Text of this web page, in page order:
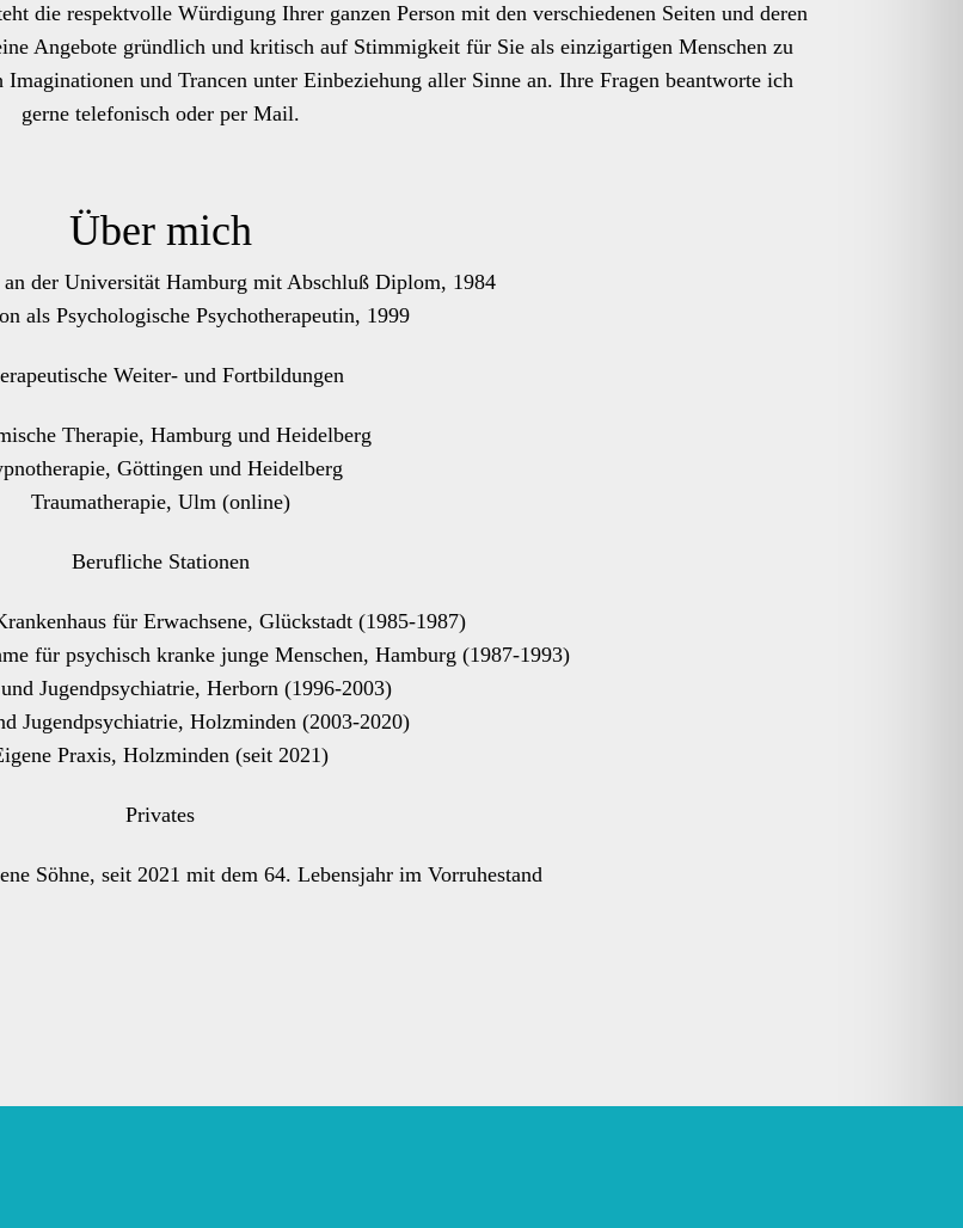
die respektvolle Würdigung Ihrer ganzen Person mit den verschiedenen Seiten und deren
Angebote gründlich und kritisch auf Stimmigkeit für Sie als einzigartigen Menschen zu
und Trancen unter Einbeziehung aller Sinne an. Ihre Fragen beantworte ich
gerne telefonisch oder per Mail.
Über mich
der Universität Hamburg mit Abschluß Diplom, 1984
als Psychologische Psychotherapeutin, 1999
Weiter- und Fortbildungen
Therapie, Hamburg und Heidelberg
Göttingen und Heidelberg
Traumatherapie, Ulm (online)
Berufliche Stationen
für Erwachsene, Glückstadt (1985-1987)
für psychisch kranke junge Menschen, Hamburg (1987-1993)
Jugendpsychiatrie, Herborn (1996-2003)
Jugendpsychiatrie, Holzminden (2003-2020)
Praxis, Holzminden (seit 2021)
Privates
Söhne, seit 2021 mit dem 64. Lebensjahr im Vorruhestand